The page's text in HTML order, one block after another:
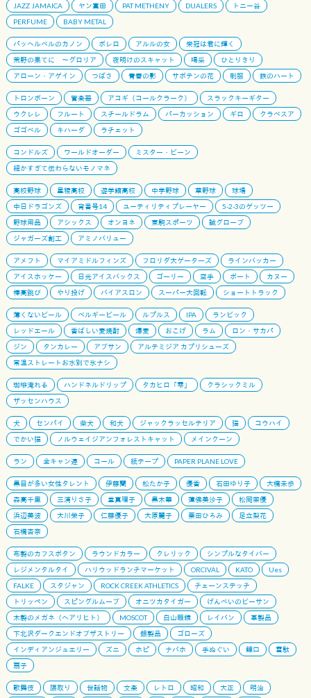
JAZZ JAMAICA
ヤン富田 PAT METHENY DUALERS
トニー谷
PERFUME
BABY METAL
パッヘルベルのカノン ボレロ アルルの女
栄冠は君に輝く
荒野の果てに 〜グロリア
夜明けのスキャット 喝采
ひとりきり
アローン・アゲイン
つばさ 青春の影 サボテンの花 制服 鉄のハート
トロンボーン 管楽器 アコギ（コールクラーク）
スラックキーギター
ウクレレ
フルート スチールドラム パーカッション ギロ
クラベスア
ゴゴベル
キハーダ ラチェット
コンドルズ ワールドオーダー
ミスター・ビーン
細かすぎて伝わらないモノマネ
高校野球 星稜高校 遊学館高校 中学野球 草野球
球場
中日ドラゴンズ
背番号14 ユーティリティプレーヤー
5-2-3のゲッツー
野球用品
アシックス オンヨネ 東駒スポーツ
誠グローブ
ジャガーズ創工
アミノバリュー
アメフト マイアミドルフィンズ フロリダ大ゲーターズ
ラインバッカー
アイスホッケー
日光アイスバックス ゴーリー 空手 ボート
カヌー
棒高跳び
やり投げ バイアスロン スーパー大回転 ショートトラック
薄くないビール ベルギービール ルプルス IPA
ランビック
レッドエール
香ばしい麦焼酎 爆麦 おこげ ラム
ロン・サカパ
ジン
タンカレー アブサン
アルテミジア カプリシューズ
常温ストレートお水別で氷ナシ
珈琲淹れる ハンドネルドリップ タカヒロ「雫」
クラシックミル
ザッセンハウス
犬 センパイ 柴犬 和犬 ジャックラッセルテリア 猫
コウハイ
でかい猫
ノルウェイジアンフォレストキャット メインクーン
ラン 全キャン連 コール 紙テープ PAPER PLANE LOVE
黒目が多い女性タレント 伊藤蘭 松たか子 優香 石田ゆり子
大橋未歩
森高千里
三浦りさ子 堂真理子 黒木華 蓮佛美沙子
松岡茉優
浜辺美波
大川栄子 仁藤優子 大原麗子 栗田ひろみ
足立梨花
石橋杏奈
布製のカフスボタン ラウンドカラー クレリック
シンプルなタイバー
レジメンタルタイ
ハリウッドランチマーケット ORCIVAL KATO
Ues
FALKE
スタジャン ROCK CREEK ATHLETICS
チェーンステッチ
トリッペン
スピングルムーブ オニツカタイガー
げんべいのビーサン
木製のメガネ（ヘアリヒト）
MOSCOT 白山眼鏡 レイバン
革製品
下北沢ダークエンドオブザストリー
銀製品
ゴローズ
インディアンジュエリー
ズニ ホピ ナバホ 手ぬぐい 鯉口
雪駄
扇子
歌舞伎 隈取り 世話物 文楽 レトロ 昭和 大正
明治